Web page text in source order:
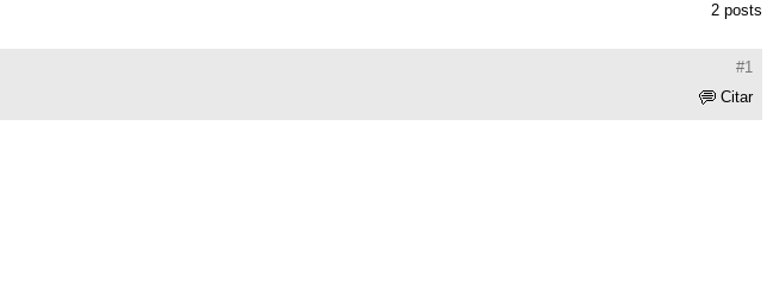
2 posts
#1
Citar